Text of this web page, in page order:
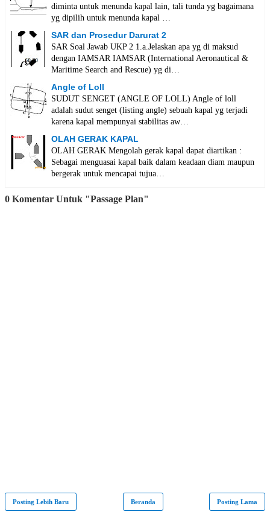
diminta untuk menunda kapal lain, tali tunda yg bagaimana
yg dipilih untuk menunda kapal …
SAR dan Prosedur Darurat 2
SAR Soal Jawab UKP 2 1.a.Jelaskan apa yg di maksud
dengan IAMSAR IAMSAR (International Aeronautical &
Maritime Search and Rescue) yg di…
Angle of Loll
SUDUT SENGET (ANGLE OF LOLL) Angle of loll
adalah sudut senget (listing angle) sebuah kapal yg terjadi
karena kapal mempunyai stabilitas aw…
OLAH GERAK KAPAL
OLAH GERAK Mengolah gerak kapal dapat diartikan :
Sebagai menguasai kapal baik dalam keadaan diam maupun
bergerak untuk mencapai tujua…
0 Komentar Untuk "Passage Plan"
Posting Lebih Baru Posting Lama
Beranda